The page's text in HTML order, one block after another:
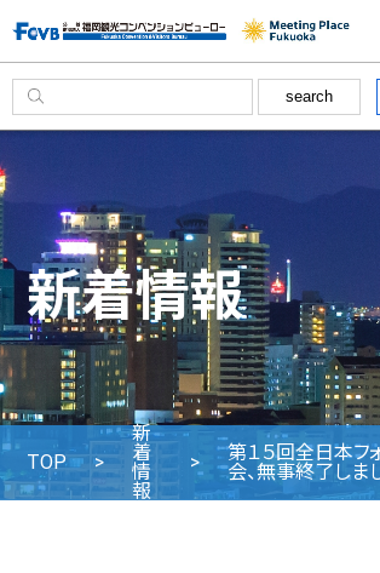
search
新着情報
TOP
新
着
情
報
第１５回全日本フ
会、無事終了しまし